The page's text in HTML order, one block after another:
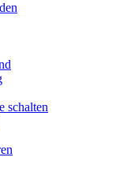
schalten